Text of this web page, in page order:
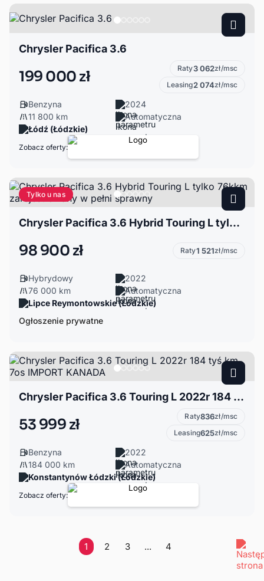
Chrysler Pacifica 3.6
199 000 zł Raty3 062zł/msc
Leasing2 074zł/msc
Benzyna
2024
11 800 km
Automatyczna
Łódź (Łódzkie)
Zobacz oferty:
Tylko u nas
Chrysler Pacifica 3.6 Hybrid Touring L tylko 76kkm zarejestrowany w pełni sprawny
98 900 zł Raty1 521zł/msc
Hybrydowy
2022
76 000 km
Automatyczna
Lipce Reymontowskie (Łódzkie)
Ogłoszenie prywatne
Chrysler Pacifica 3.6 Touring L 2022r 184 tyś km 7os IMPORT KANADA
53 999 zł Raty836zł/msc
Leasing625zł/msc
Benzyna
2022
184 000 km
Automatyczna
Konstantynów Łódzki (Łódzkie)
Zobacz oferty:
1 2 3 ... 4